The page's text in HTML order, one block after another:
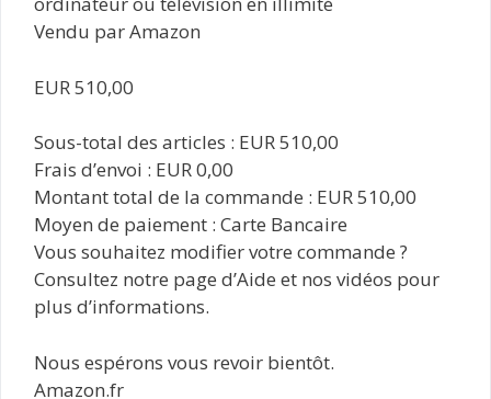
Vendu par Amazon
EUR 510,00
Sous-total des articles : EUR 510,00
Frais d’envoi : EUR 0,00
Montant total de la commande : EUR 510,00
Moyen de paiement : Carte Bancaire
Vous souhaitez modifier votre commande ?
Consultez notre page d’Aide et nos vidéos pour
plus d’informations.
Nous espérons vous revoir bientôt.
Amazon.fr